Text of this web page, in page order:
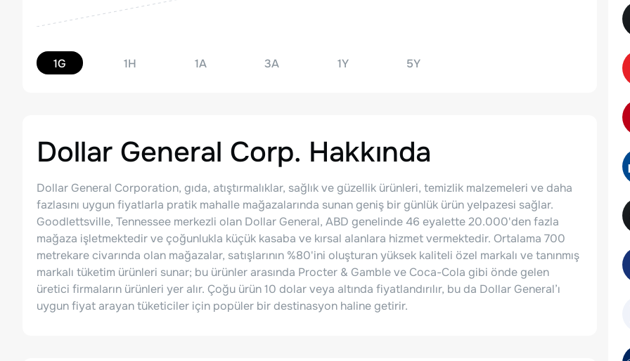
1G 1H 1A 3A 1Y 5Y
Dollar General Corp. Hakkında
Dollar General Corporation, gıda, atıştırmalıklar, sağlık ve güzellik ürünleri, temizlik malzemeleri ve daha
fazlasını uygun fiyatlarla pratik mahalle mağazalarında sunan geniş bir günlük ürün yelpazesi sağlar.
Goodlettsville, Tennessee merkezli olan Dollar General, ABD genelinde 46 eyalette 20.000'den fazla
mağaza işletmektedir ve çoğunlukla küçük kasaba ve kırsal alanlara hizmet vermektedir. Ortalama 700
metrekare civarında olan mağazalar, satışlarının %80'ini oluşturan yüksek kaliteli özel markalı ve tanınmış
markalı tüketim ürünleri sunar; bu ürünler arasında Procter & Gamble ve Coca-Cola gibi önde gelen
üretici firmaların ürünleri yer alır. Çoğu ürün 10 dolar veya altında fiyatlandırılır, bu da Dollar General’ı
uygun fiyat arayan tüketiciler için popüler bir destinasyon haline getirir.